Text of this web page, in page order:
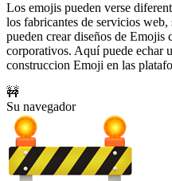
Los emojis pueden verse
los fabricantes de servicios
pueden crear diseños de
corporativos. Aquí puede echar
construccion Emoji en las
🚧
Su navegador